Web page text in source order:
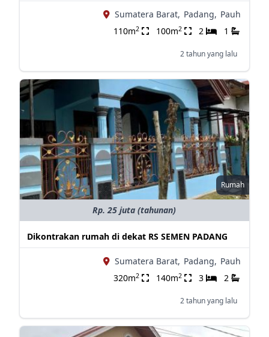
Sumatera Barat, Padang, Pauh
110m2 100m2 2 1
2 tahun yang lalu
Rumah
Rp. 25 juta (tahunan)
Dikontrakan rumah di dekat RS SEMEN PADANG
Sumatera Barat, Padang, Pauh
320m2 140m2 3 2
2 tahun yang lalu